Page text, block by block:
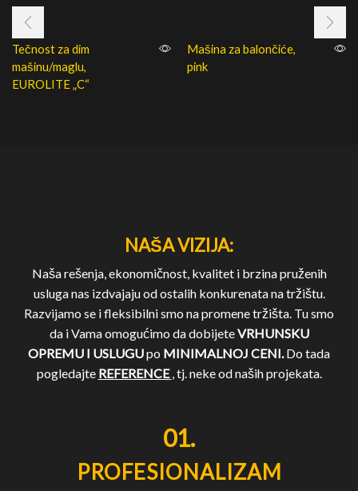
Tečnost za dim
mašinu/maglu,
EUROLITE „C“
Mašina za balončiće,
pink
NAŠA VIZIJA:
Naša rešenja, ekonomičnost, kvalitet i brzina pruženih
usluga nas izdvajaju od ostalih konkurenata na tržištu.
Razvijamo se i fleksibilni smo na promene tržišta. Tu smo
da i Vama omogućimo da dobijeteVRHUNSKU
OPREMU I USLUGUpo MINIMALNOJ CENI. Do tada
pogledajte REFERENCE , tj. neke od naših projekata.
01.
PROFESIONALIZAM